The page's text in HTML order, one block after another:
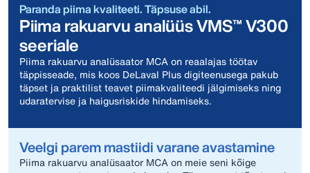
Paranda piima kvaliteeti. Täpsuse abil.
Piima rakuarvu analüüs VMS™ V300
seeriale
Piima rakuarvu analüsaator MCA on reaalajas töötav
täppisseade, mis koos DeLaval Plus digiteenusega pakub
täpset ja praktilist teavet piimakvaliteedi jälgimiseks ning
udaratervise ja haigusriskide hindamiseks.
Veelgi parem mastiidi varane avastamine
Piima rakuarvu analüsaator MCA on meie seni kõige